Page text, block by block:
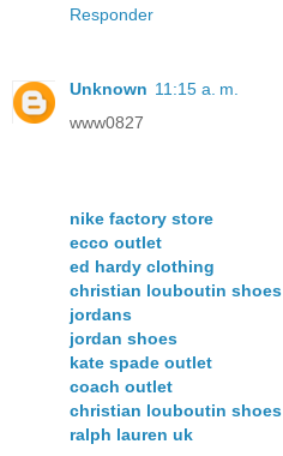
Responder
Unknown 11:15 a. m.
www0827
nike factory store
ecco outlet
ed hardy clothing
christian louboutin shoes
jordans
jordan shoes
kate spade outlet
coach outlet
christian louboutin shoes
ralph lauren uk